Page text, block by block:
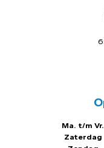
Ma. t/m Vr.
Zaterdag